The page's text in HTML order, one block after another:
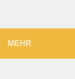
MEHR